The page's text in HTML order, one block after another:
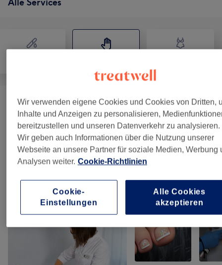
Manuelle Massage/ручной Массаж ( 3) ab 39 €
Apparative Massage/аппаратный
Массаж (4)
ab 29 €
Bild anklicken für weitere Details
Wir verwenden eigene Cookies und Cookies von Dritten,
Inhalte und Anzeigen zu personalisieren,
bereitzustellen und unseren Datenverkehr zu analysieren.
Wir geben auch Informationen über die Nutzung unserer
Webseite an unsere Partner für soziale Medien, Werbung
Analysen weiter. Cookie-Richtlinien
Cookie-
Einstellungen
Alle Cookies
akzeptieren